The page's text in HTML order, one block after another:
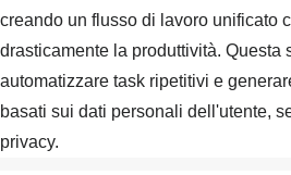
creando un flusso di lavoro unificato
drasticamente la produttività. Questa
automatizzare task ripetitivi e
basati sui dati personali dell'utente,
privacy.